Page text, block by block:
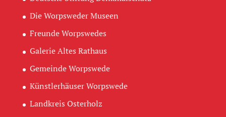
Die Worpsweder Museen
Freunde Worpswedes
Galerie Altes Rathaus
Gemeinde Worpswede
Künstlerhäuser Worpswede
Landkreis Osterholz